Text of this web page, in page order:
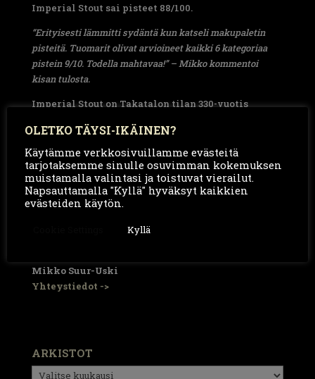
Imperial Stout sai pisteet 88/100.
“Erityisesti lämmitti sydäntä kun katseli makupaletin
pisteitä. Tuomarit olivat arvioineet kaikki 6 kategoriaa
pistein 9/10. Todella mahtavaa!” – Mikko kommentoi
kisan tulosta.
Imperial Stout on Takatalon tilan 330-vuotis
keväällä 2022, jolloin olut sai myös tunnustusta
European Beer Challenge kilpailussa voittaen
sarjassaan kultaa.
“Perinteinen Imperial Stout, jossa maltaan juhla saa
aikaan todella samettisen maun. Suosittelen maistamaan”
Mikko Suur-Uski
Yhteystiedot ->
ARKISTOT
Arkistot
OLETKO TÄYSI-IKÄINEN?
Käytämme verkkosivuillamme evästeitä
tarjotaksemme sinulle osuvimman kokemuksen
muistamalla valintasi ja toistuvat vierailut.
Napsauttamalla "Kyllä" hyväksyt kaikkien
evästeiden käytön.
Kyllä